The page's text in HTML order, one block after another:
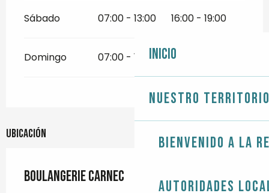
Inicio
Nuestro
Bienvenido a la
Autoridades
Sábado 07:00 - 13:00 16:00 - 19:00
Domingo 07:00 - 12:30
Ubicación
Boulangerie Carnec